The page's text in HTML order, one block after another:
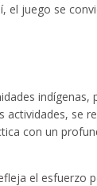
el juego se
indígenas,
se
con un
el esfuerzo